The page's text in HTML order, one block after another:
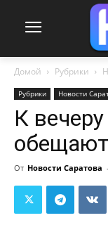
Домой Рубрики
Рубрики Новости
К
От Новости Саратова -